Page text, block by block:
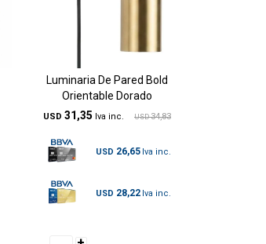
Luminaria De Pared Bold
Orientable Dorado
USD 31,35 USD 34,83
USD 26,65
USD 28,22